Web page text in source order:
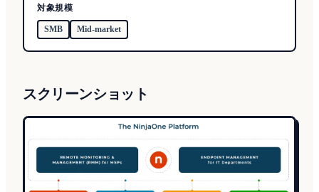
対象規模
SMB Mid-market
スクリーンショット